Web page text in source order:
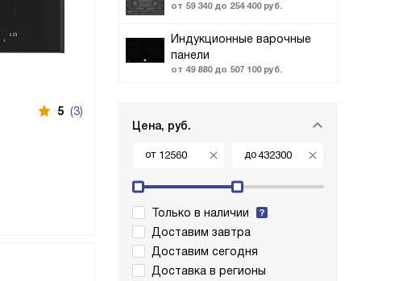
от 59 340 до 254 400 руб.
Индукционные варочные
панели
от 49 880 до 507 100 руб.
Цена, руб.
от до
Только в наличии
Доставим завтра
Доставим сегодня
Доставка в регионы
5 (3)